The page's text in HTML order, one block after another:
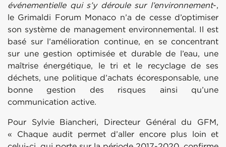
événementielle qui s’y déroule sur l’environnement-,
le Grimaldi Forum Monaco n’a de cesse d’optimiser
son système de management environnemental. Il est
basé sur l’amélioration continue, en se concentrant
sur une gestion optimisée et durable de l’eau, une
maîtrise énergétique, le tri et le recyclage de ses
déchets, une politique d’achats écoresponsable, une
bonne gestion des risques ainsi qu’une
communication active.
Pour Sylvie Biancheri, Directeur Général du GFM,
« Chaque audit permet d’aller encore plus loin et